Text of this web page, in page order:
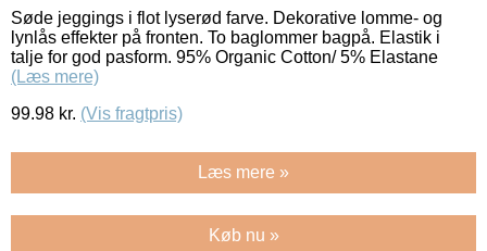
Søde jeggings i flot lyserød farve. Dekorative lomme- og
lynlås effekter på fronten. To baglommer bagpå. Elastik i
talje for god pasform. 95% Organic Cotton/ 5% Elastane
(Læs mere)
99.98 kr. (Vis fragtpris)
Læs mere »
Køb nu »